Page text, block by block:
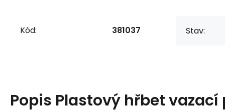
Kód: 381037 Stav:
Popis Plastový hřbet vazací